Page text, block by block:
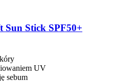
Sun Stick SPF50+
UV
sebum